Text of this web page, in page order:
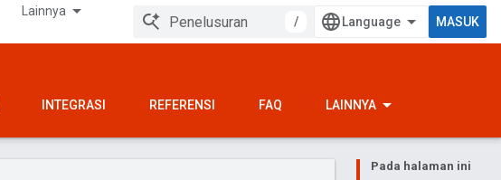
Lainnya
/ MASUK
INTEGRASI REFERENSI FAQ LAINNYA
Pada halaman ini